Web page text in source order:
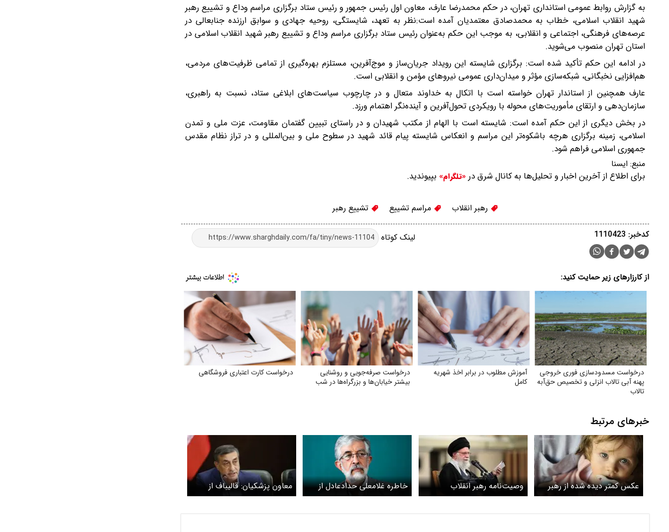
به گزارش روابط عمومی استانداری تهران، در حکم محمدرضا عارف، معاون اول رئیس جمهور و رئیس ستاد برگزاری مراسم وداع و تشییع رهبر
شهید انقلاب اسلامی، خطاب به محمدصادق معتمدیان آمده است:نظر به تعهد، شایستگی، روحیه جهادی و سوابق ارزنده جنابعالی در
عرصه‌های فرهنگی، اجتماعی و انقلابی، به موجب این حکم به‌عنوان رئیس ستاد برگزاری مراسم وداع و تشییع رهبر شهید انقلاب اسلامی در
استان تهران منصوب می‌شوید.
در ادامه این حکم تأکید شده است: برگزاری شایسته این رویداد جریان‌ساز و موج‌آفرین، مستلزم بهره‌گیری از تمامی ظرفیت‌های مردمی،
هم‌افزایی نخبگانی، شبکه‌سازی مؤثر و میدان‌داری عمومی نیروهای مؤمن و انقلابی است.
عارف همچنین از استاندار تهران خواسته است با اتکال به خداوند متعال و در چارچوب سیاست‌های ابلاغی ستاد، نسبت به راهبری،
سازمان‌دهی و ارتقای مأموریت‌های محوله با رویکردی تحول‌آفرین و آینده‌نگر اهتمام ورزد.
در بخش دیگری از این حکم آمده است: شایسته است با الهام از مکتب شهیدان و در راستای تبیین گفتمان مقاومت، عزت ملی و تمدن
اسلامی، زمینه برگزاری هرچه باشکوه‌تر این مراسم و انعکاس شایسته پیام قائد شهید در سطوح ملی و بین‌المللی و در تراز نظام مقدس
جمهوری اسلامی فراهم شود.
منبع: ایسنا
برای اطلاع از آخرین اخبار و تحلیل‌ها به کانال شرق در «تلگرام» بپیوندید.
رهبر انقلاب مراسم تشییع تشییع رهبر
لینک کوتاه کدخبر: 1110423
از کارزارهای زیر حمایت کنید:
درخواست مسدودسازی فوری خروجی
پهنه آبی تالاب انزلی و تخصیص حق‌آبه
تالاب
آموزش مطلوب در برابر اخذ شهریه
کامل
درخواست صرفه‌جویی و روشنایی
بیشتر خیابان‌ها و بزرگراه‌ها در شب
درخواست کارت اعتباری فروشگاهی
خبرهای مرتبط
عکس کمتر دیده شده از رهبر
انقلاب و نوه شهیدش
وصیت‌نامه رهبر انقلاب
کجاست؟
خاطره غلامعلی حدادعادل از
دخترش درباره از برنامه‌ریزی
معاون پزشکیان: قالیباف از
حمایت رئیس‌جمهور و رهبر